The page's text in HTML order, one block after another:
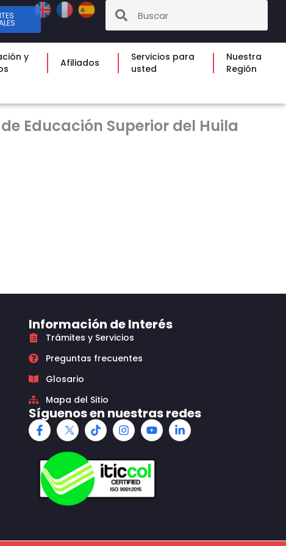
y
Afiliados
Servicios para
usted
Nuestra
Región
Educación Superior del Huila
Información de Interés
Trámites y Servicios
Preguntas frecuentes
Glosario
Mapa del Sitio
Síguenos en nuestras redes